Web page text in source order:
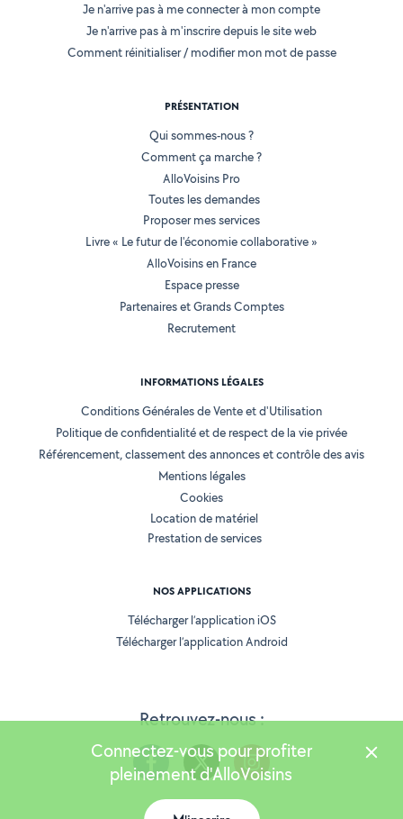
Retrouvez-nous :
Je n'arrive pas à me connecter à mon compte
Je n'arrive pas à m'inscrire depuis le site web
Comment réinitialiser / modifier mon mot de passe
PRÉSENTATION
Qui sommes-nous ?
Comment ça marche ?
AlloVoisins Pro
Toutes les demandes
Proposer mes services
Livre « Le futur de l'économie collaborative »
AlloVoisins en France
Espace presse
Partenaires et Grands Comptes
Recrutement
INFORMATIONS LÉGALES
Conditions Générales de Vente et d'Utilisation
Politique de confidentialité et de respect de la vie privée
Référencement, classement des annonces et contrôle des avis
Mentions légales
Cookies
Location de matériel
Prestation de services
NOS APPLICATIONS
Télécharger l’application iOS
Télécharger l’application Android
Connectez-vous pour profiter
pleinement d'AlloVoisins